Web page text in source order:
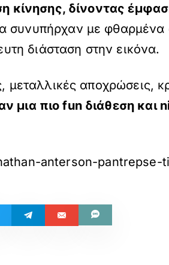
κίνησης, δίνοντας
με φθαρμένα
διάσταση στην εικόνα.
αποχρώσεις,
μια πιο fun διάθεση και
anterson-